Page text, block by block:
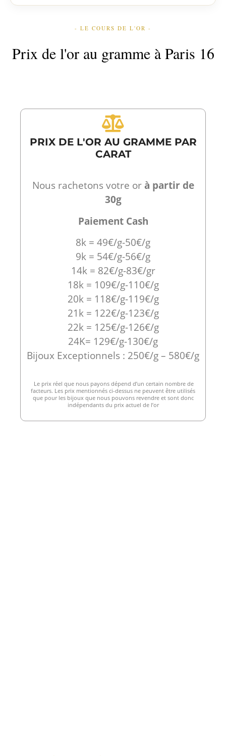
- LE COURS DE L'OR -
Prix de l'or au gramme à Paris 16
PRIX DE L'OR AU GRAMME PAR
CARAT
Nous rachetons votre orà partir de
30g
Paiement Cash
8k = 49€/g-50€/g
9k = 54€/g-56€/g
14k = 82€/g-83€/gr
18k = 109€/g-110€/g
20k = 118€/g-119€/g
21k = 122€/g-123€/g
22k = 125€/g-126€/g
24K= 129€/g-130€/g
Bijoux Exceptionnels : 250€/g – 580€/g
Le prix réel que nous payons dépend d’un certain nombre de
facteurs. Les prix mentionnés ci-dessus ne peuvent être utilisés
que pour les bijoux que nous pouvons revendre et sont donc
indépendants du prix actuel de l’or